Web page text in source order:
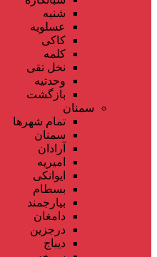
شنبه
عسلویه
کاکی
کلمه
نخل تقی
وحدتیه
بازگشت
سمنان
تمام شهر‌ها
سمنان
آرادان
امیریه
ایوانکی
بسطام
بیارجمند
دامغان
درجزین
دیباج